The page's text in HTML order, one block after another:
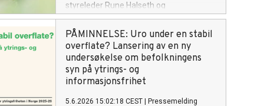
styreleder Rune Halseth og
jussprofessorene Ingunn Ikdahl og
Christoffer Conrad Eriksen tildeles Fritt
Ords Honnør for å kreve offentlighet og
åpenhet i en sak der myndighetene har
gjort feil som har gått utover mange
menneskers rettssikkerhet.
PÅMINNELSE: Uro under en stabil
overflate? Lansering av en ny
undersøkelse om befolkningens
syn på ytrings- og
informasjonsfrihet
5.6.2026 15:02:18 CEST Pressemelding